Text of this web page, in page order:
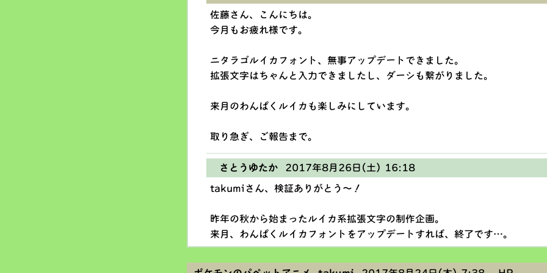
佐藤さん、こんにちは。
今月もお疲れ様です。
ニタラゴルイカフォント、無事アップデートできました。
拡張文字はちゃんと入力できましたし、ダーシも繋がりました。
来月のわんぱくルイカも楽しみにしています。
取り急ぎ、ご報告まで。
さとうゆたか 2017年8月26日(土) 16:18
takumiさん、検証ありがとう〜！
昨年の秋から始まったルイカ系拡張文字の制作企画。
来月、わんぱくルイカフォントをアップデートすれば、終了です…。